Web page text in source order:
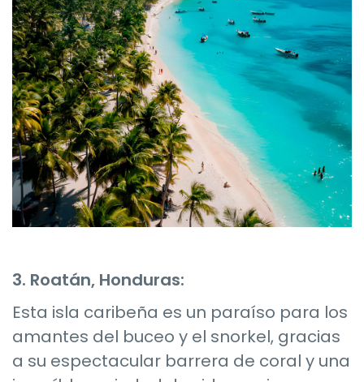
3. Roatán, Honduras:
Esta isla caribeña es un paraíso para los
amantes del buceo y el snorkel, gracias
a su espectacular barrera de coral y una